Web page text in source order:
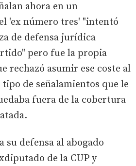
ahora en un
'ex número tres' "intentó
de defensa jurídica
pero fue la propia
rechazó asumir ese coste al
de señalamientos que le
fuera de la cobertura
su defensa al abogado
de la CUP y